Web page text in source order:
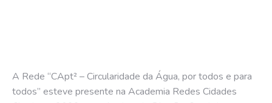
A Rede “CApt² – Circularidade da Água, por todos e para
todos” esteve presente na Academia Redes Cidades